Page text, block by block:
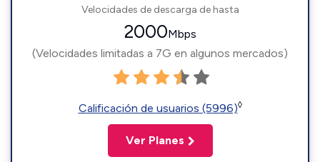
Velocidades de descarga de hasta
2000Mbps
(Velocidades limitadas a 7G en algunos mercados)
Calificación de usuarios (5996)◊
Ver Planes